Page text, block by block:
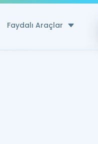
Faydalı Araçlar